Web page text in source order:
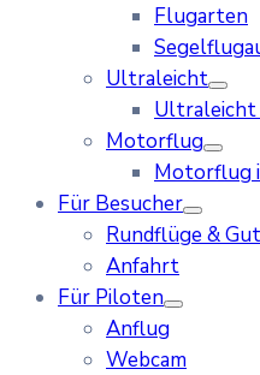
Flugarten
Ultraleicht
Ultraleicht
Motorflug
Motorflug
Für Besucher
Rundflüge &
Anfahrt
Für Piloten
Anflug
Webcam